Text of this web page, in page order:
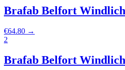
Brafab Belfort
€64.80 →
2
Brafab Belfort